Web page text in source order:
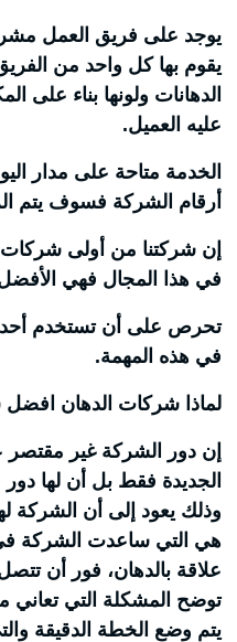
يوجد على فريق العمل
يقوم بها كل واحد من
الدهانات ولونها بناء
عليه العميل.
الخدمة متاحة على مدار
أرقام الشركة فسوف يتم
إن شركتنا من أولى شركات
في هذا المجال فهي
تحرص على أن تستخدم
في هذه المهمة.
لماذا شركات الدهان
إن دور الشركة غير مقتصر
الجديدة فقط بل أن لها دور
وذلك يعود إلى أن الشركة
هي التي ساعدت الشركة
علاقة بالدهان، فور أن
توضح المشكلة التي
يتم وضع الخطة الدقيقة